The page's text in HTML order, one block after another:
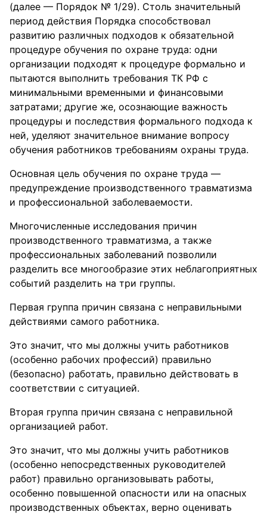
(далее — Порядок № 1/29). Столь значительный
период действия Порядка способствовал
развитию различных подходов к обязательной
процедуре обучения по охране труда: одни
организации подходят к процедуре формально и
пытаются выполнить требования ТК РФ с
минимальными временными и финансовыми
затратами; другие же, осознающие важность
процедуры и последствия формального подхода к
ней, уделяют значительное внимание вопросу
обучения работников требованиям охраны труда.
Основная цель обучения по охране труда —
предупреждение производственного травматизма
и профессиональной заболеваемости.
Многочисленные исследования причин
производственного травматизма, а также
профессиональных заболеваний позволили
разделить все многообразие этих неблагоприятных
событий разделить на три группы.
Первая группа причин связана с неправильными
действиями самого работника.
Это значит, что мы должны учить работников
(особенно рабочих профессий) правильно
(безопасно) работать, правильно действовать в
соответствии с ситуацией.
Вторая группа причин связана с неправильной
организацией работ.
Это значит, что мы должны учить работников
(особенно непосредственных руководителей
работ) правильно организовывать работы,
особенно повышенной опасности или на опасных
производственных объектах, верно оценивать